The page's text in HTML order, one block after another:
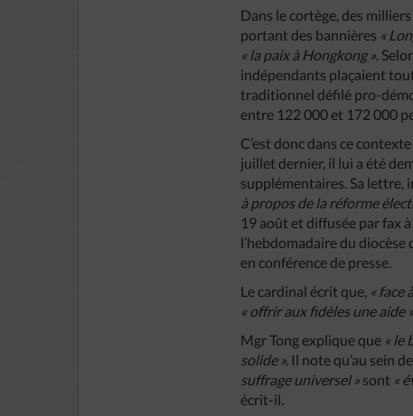
Dans le cortège, des
portant des bannières «
« la paix à Hongkong ».
indépendants plaçaient
traditionnel défilé pro-
entre 122 000 et 172 000
C’est donc dans ce
juillet dernier, il lui a été
supplémentaires. Sa lettre,
à propos de la réforme
19 août et diffusée par fax
l’hebdomadaire du diocèse
en conférence de presse.
Le cardinal écrit que, « face
« offrir aux fidèles une aide »
Mgr Tong explique que « le
solide ». Il note qu’au sein
suffrage universel » sont «
écrit-il.